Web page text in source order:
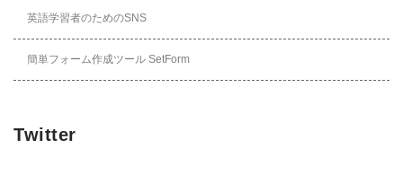
英語学習者のためのSNS
簡単フォーム作成ツール SetForm
Twitter